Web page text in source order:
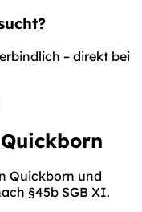
– direkt bei
Quickborn und
§45b SGB XI.